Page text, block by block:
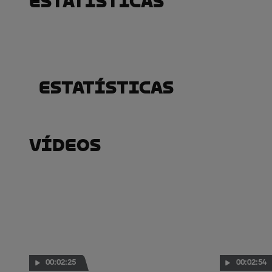
Estatísticas
Vídeos
00:02:25 00:02:54